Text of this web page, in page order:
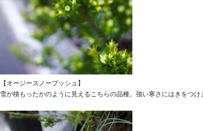
【オージースノーブッシュ】
雪が積もったかのように見えるこちらの品種。強い寒さにはきをつけ